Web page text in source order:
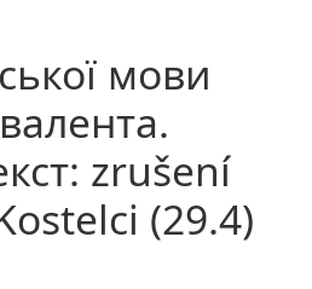
мови
zrušení
(29.4)